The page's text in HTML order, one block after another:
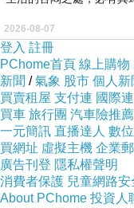
----------------------
(網摘圖)
上一篇：手機搬家
下一篇：消聲的蟬鳴
2026-08-07
登入 註冊
PChome首頁 線上購物
新聞 /氣象 股市 個人新
買賣租屋 支付連 國際連
買車 旅行團 汽車險推薦
一元簡訊 直播達人 數
買網址 虛擬主機 企業
廣告刊登 隱私權聲明
消費者保護 兒童網路安
About PChome 投資人